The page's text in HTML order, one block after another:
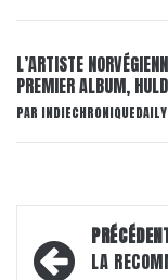
L’ARTISTE
PREMIER ALBUM,
PAR INDIECHRONIQUEDAILY
Navigation
d’article
LA